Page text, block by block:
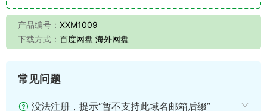
产品编号： XXM1009
下载方式： 百度网盘 海外网盘
常见问题
没法注册，提示“暂不支持此域名邮箱后缀”